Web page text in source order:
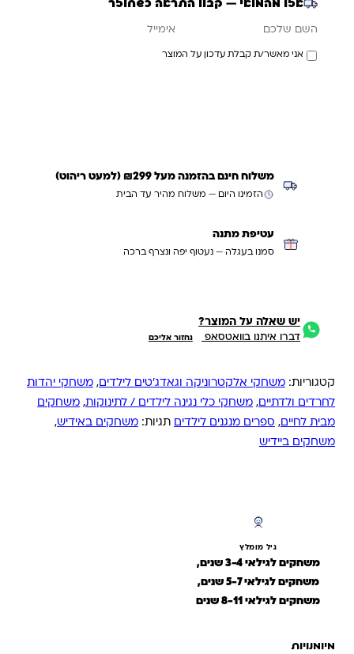
אזל מהמלאי — קבלו התראה כשחוזר
אני מאשר/ת קבלת עדכון על המוצר
משלוח חינם בהזמנה מעל ₪299 (למעט ריהוט)
הזמינו היום — משלוח מהיר עד הבית
עטיפת מתנה
סמנו בעגלה — נעטוף יפה ונצרף ברכה
יש שאלה על המוצר?
דברו איתנו בוואטסאפ נחזור אליכם
קטגוריות: משחקי אלקטרוניקה וגאדג'טים לילדים, משחקי יהדות
לחרדים ולדתיים, משחקי כלי נגינה לילדים / לתינוקות, משחקים
מבית לחיים, ספרים מנגנים לילדים תגיות: משחקים באידיש,
משחקים ביידיש
גיל מומלץ
משחקים לגילאי 3-4 שנים,
משחקים לגילאי 5-7 שנים,
משחקים לגילאי 8-11 שנים
מיומנויות